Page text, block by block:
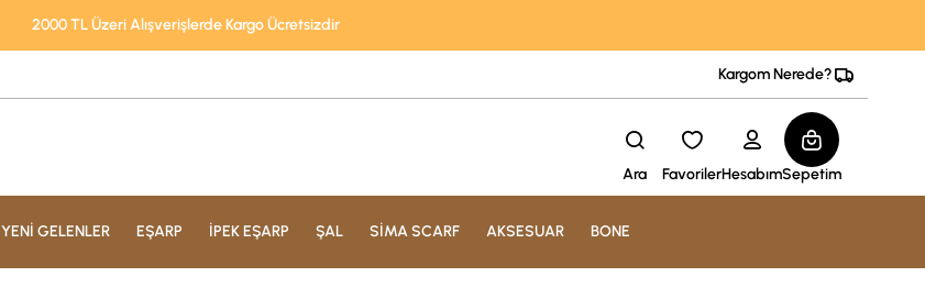
2000 TL Üzeri Alışverişlerde Kargo Ücretsizdir
Kargom Nerede?
Ara FavorilerHesabımSepetim
YENİ GELENLER EŞARP İPEK EŞARP ŞAL SİMA SCARF AKSESUAR BONE